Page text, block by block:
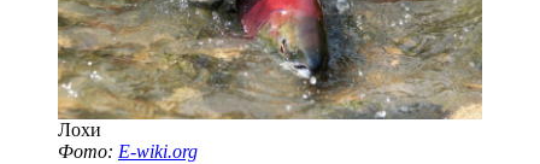
Лохи
Фото: E-wiki.org